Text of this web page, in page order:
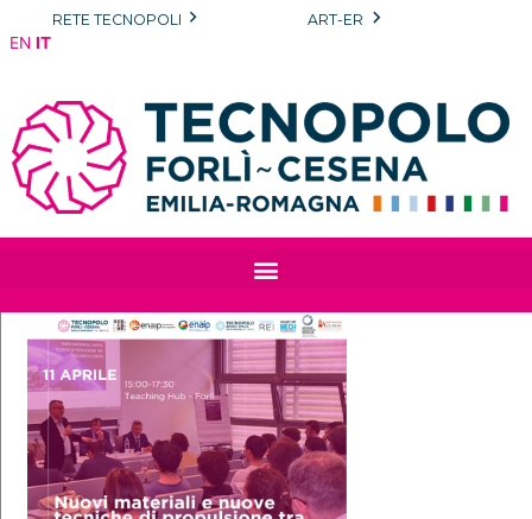
al
RETE TECNOPOLI ART-ER
EN IT